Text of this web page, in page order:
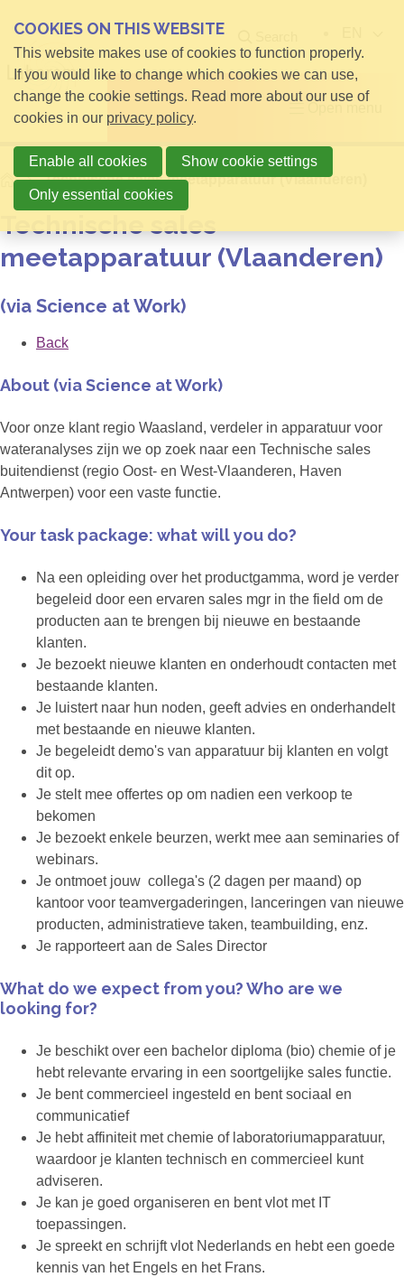
HomeTechnische sales meetapparatuur (Vlaanderen)
Technische sales
meetapparatuur (Vlaanderen)
(via Science at Work)
Back
About (via Science at Work)
Voor onze klant regio Waasland, verdeler in apparatuur voor
wateranalyses zijn we op zoek naar een Technische sales
buitendienst (regio Oost- en West-Vlaanderen, Haven
Antwerpen) voor een vaste functie.
Your task package: what will you do?
Na een opleiding over het productgamma, word je verder
begeleid door een ervaren sales mgr in the field om de
producten aan te brengen bij nieuwe en bestaande
klanten.
Je bezoekt nieuwe klanten en onderhoudt contacten met
bestaande klanten.
Je luistert naar hun noden, geeft advies en onderhandelt
met bestaande en nieuwe klanten.
Je begeleidt demo's van apparatuur bij klanten en volgt
dit op.
Je stelt mee offertes op om nadien een verkoop te
bekomen
Je bezoekt enkele beurzen, werkt mee aan seminaries of
webinars.
Je ontmoet jouw collega's (2 dagen per maand) op
kantoor voor teamvergaderingen, lanceringen van nieuwe
producten, administratieve taken, teambuilding, enz.
Je rapporteert aan de Sales Director
What do we expect from you? Who are we
looking for?
Je beschikt over een bachelor diploma (bio) chemie of je
hebt relevante ervaring in een soortgelijke sales functie.
Je bent commercieel ingesteld en bent sociaal en
communicatief
Je hebt affiniteit met chemie of laboratoriumapparatuur,
waardoor je klanten technisch en commercieel kunt
adviseren.
Je kan je goed organiseren en bent vlot met IT
toepassingen.
Je spreekt en schrijft vlot Nederlands en hebt een goede
kennis van het Engels en het Frans.
COOKIES ON THIS WEBSITE
This website makes use of cookies to function properly.
If you would like to change which cookies we can use,
change the cookie settings. Read more about our use of
cookies in our privacy policy.
Enable all cookies Show cookie settings
Only essential cookies